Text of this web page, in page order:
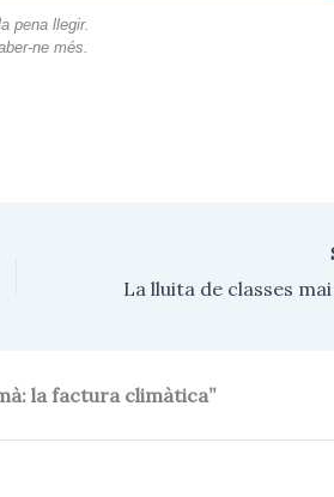
pena llegir.
ne més.
la factura climàtica”